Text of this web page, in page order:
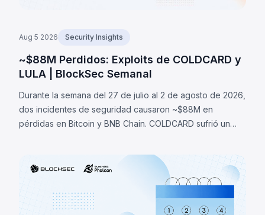
Aug 5 2026 Security Insights
~$88M Perdidos: Exploits de COLDCARD y
LULA | BlockSec Semanal
Durante la semana del 27 de julio al 2 de agosto de 2026,
dos incidentes de seguridad causaron ~$88M en
pérdidas en Bitcoin y BNB Chain. COLDCARD sufrió un
por una falla lógica.